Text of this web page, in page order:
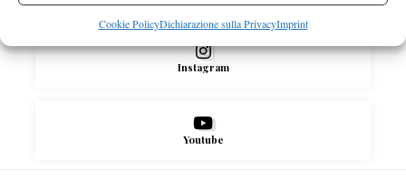
Cookie PolicyDichiarazione sulla PrivacyImprint
Instagram
Youtube